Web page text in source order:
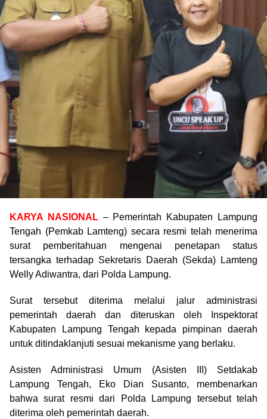
KARYA NASIONAL– Pemerintah Kabupaten Lampung
Tengah (Pemkab Lamteng) secara resmi telah menerima
surat pemberitahuan mengenai penetapan status
tersangka terhadap Sekretaris Daerah (Sekda) Lamteng
Welly Adiwantra, dari Polda Lampung.
Surat tersebut diterima melalui jalur administrasi
pemerintah daerah dan diteruskan oleh Inspektorat
Kabupaten Lampung Tengah kepada pimpinan daerah
untuk ditindaklanjuti sesuai mekanisme yang berlaku.
Asisten Administrasi Umum (Asisten III) Setdakab
Lampung Tengah, Eko Dian Susanto, membenarkan
bahwa surat resmi dari Polda Lampung tersebut telah
diterima oleh pemerintah daerah.